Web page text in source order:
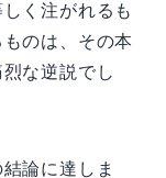
く注がれるも
のは、その本
な逆説でし
論に達しま